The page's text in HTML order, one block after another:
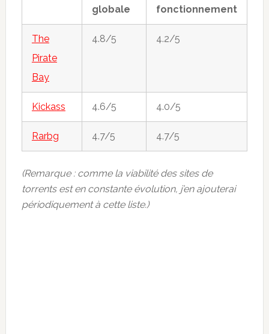
globale
fonctionnement
The
Pirate
Bay
4.8/5 4.2/5
Kickass 4.6/5 4.0/5
Rarbg 4.7/5 4.7/5
(Remarque : comme la viabilité des sites de
torrents est en constante évolution, j’en ajouterai
périodiquement à cette liste.)